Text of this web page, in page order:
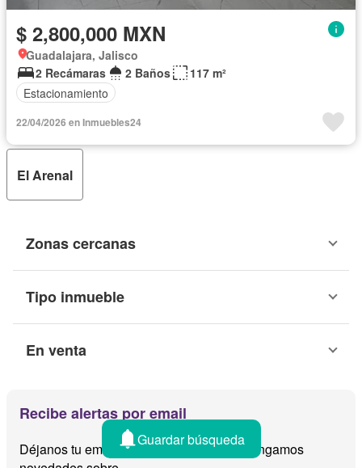
$ 2,800,000 MXN
Guadalajara, Jalisco
2 Recámaras
2 Baños
117 m²
Estacionamiento
22/04/2026 en Inmuebles24
El Arenal
Zonas cercanas
Tipo inmueble
En venta
Recibe alertas por email
Déjanos tu email y te avisamos cuando tengamos
Guardar búsqueda